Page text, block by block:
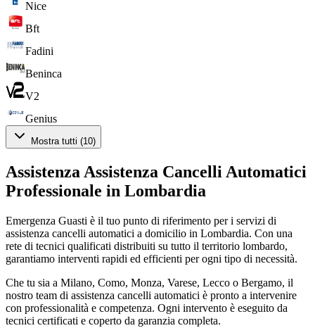
Nice
Bft
Fadini
Beninca
V2
Genius
Mostra tutti (10)
Assistenza Assistenza Cancelli Automatici
Professionale in Lombardia
Emergenza Guasti è il tuo punto di riferimento per i servizi di
assistenza cancelli automatici a domicilio in Lombardia. Con una
rete di tecnici qualificati distribuiti su tutto il territorio lombardo,
garantiamo interventi rapidi ed efficienti per ogni tipo di necessità.
Che tu sia a Milano, Como, Monza, Varese, Lecco o Bergamo, il
nostro team di assistenza cancelli automatici è pronto a intervenire
con professionalità e competenza. Ogni intervento è eseguito da
tecnici certificati e coperto da garanzia completa.